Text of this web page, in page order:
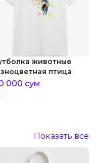
животные
птица
000 сум
Показать все